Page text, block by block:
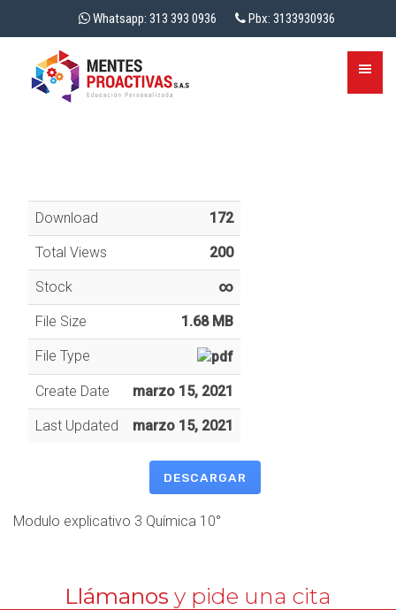
Whatsapp: 313 393 0936 Pbx: 3133930936
Download 172
Total Views 200
Stock ∞
File Size 1.68 MB
File Type
Create Date marzo 15, 2021
Last Updated marzo 15, 2021
DESCARGAR
Modulo explicativo 3 Química 10°
Llámanos y pide una cita